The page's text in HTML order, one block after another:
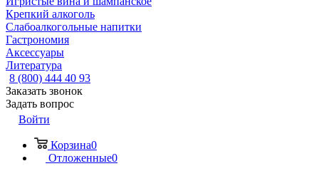
Крепкий алкоголь
Слабоалкогольные напитки
Гастрономия
Аксессуары
Литература
8 (800) 444 40 93
Заказать звонок
Задать вопрос
Войти
Корзина0
Отложенные0